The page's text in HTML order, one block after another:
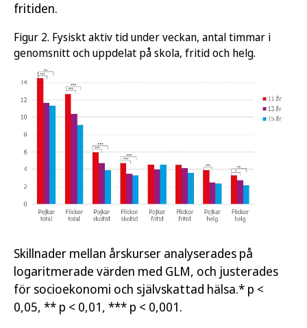
fritiden.
Figur 2. Fysiskt aktiv tid under veckan, antal timmar i
genomsnitt och uppdelat på skola, fritid och helg.
Skillnader mellan årskurser analyserades på
logaritmerade värden med GLM, och justerades
för socioekonomi och självskattad hälsa.* p <
0,05, ** p < 0,01, *** p < 0,001.